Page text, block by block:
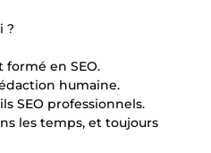
?
formé en SEO.
humaine.
SEO professionnels.
les temps, et toujours